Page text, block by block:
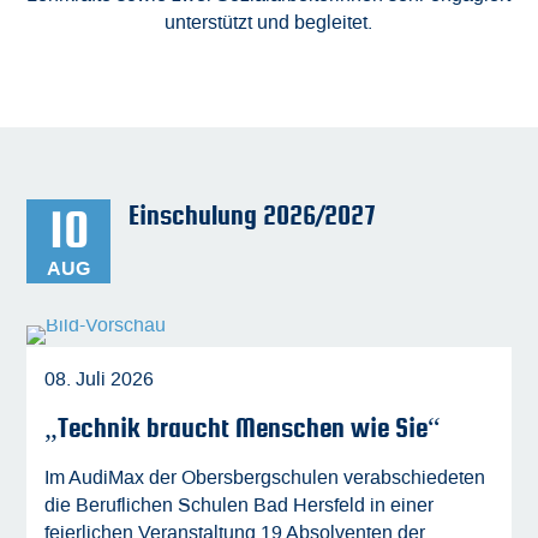
unterstützt und begleitet.
10
AUG
Einschulung 2026/2027
08. Juli 2026
„Technik braucht Menschen wie Sie“
Im AudiMax der Obersbergschulen verabschiedeten
die Beruflichen Schulen Bad Hersfeld in einer
feierlichen Veranstaltung 19 Absolventen der